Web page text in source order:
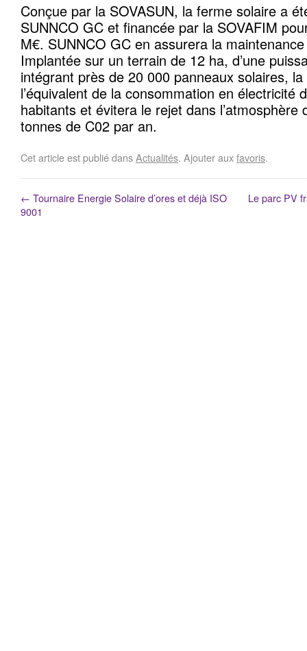
Conçue par la SOVASUN, la ferme solaire a
SUNNCO GC et financée par la SOVAFIM
M€. SUNNCO GC en assurera la maintenance
Implantée sur un terrain de 12 ha, d’une
intégrant près de 20 000 panneaux solaires,
l’équivalent de la consommation en électricité
habitants et évitera le rejet dans l’atmosphère
tonnes de C02 par an.
Cet article est publié dansActualités. Ajouter auxfavoris.
← Tournaire Energie Solaire d’ores et déjà ISO
9001
Le parc PV